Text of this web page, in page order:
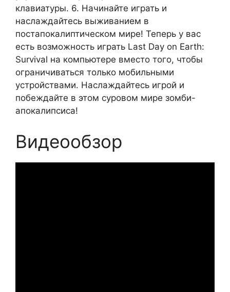
клавиатуры. 6. Начинайте играть и
наслаждайтесь выживанием в
постапокалиптическом мире! Теперь у вас
есть возможность играть Last Day on Earth:
Survival на компьютере вместо того, чтобы
ограничиваться только мобильными
устройствами. Наслаждайтесь игрой и
побеждайте в этом суровом мире зомби-
апокалипсиса!
Видеообзор